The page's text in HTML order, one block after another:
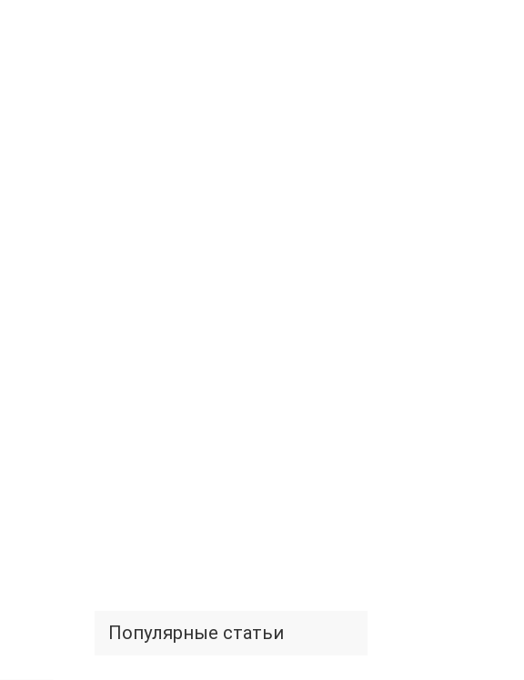
Популярные статьи